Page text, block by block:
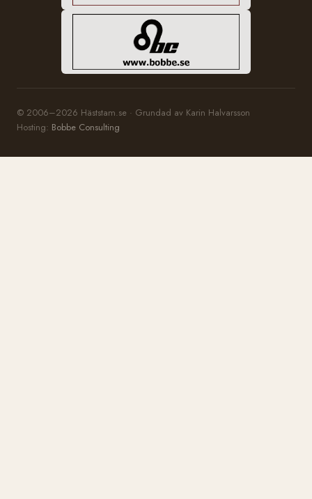
© 2006–2026 Häststam.se · Grundad av Karin Halvarsson
Hosting: Bobbe Consulting